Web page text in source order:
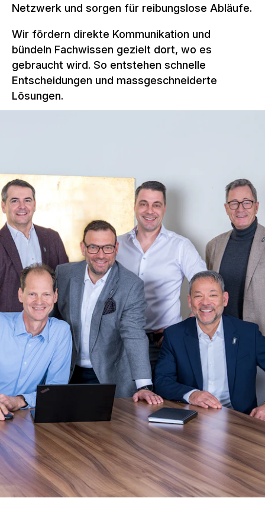
Netzwerk und sorgen für reibungslose Abläufe.
Wir fördern direkte Kommunikation und
bündeln Fachwissen gezielt dort, wo es
gebraucht wird. So entstehen schnelle
Entscheidungen und massgeschneiderte
Lösungen.
NÜSSLI Group Management unter der Leitung
von Group CEO Andy Böckli